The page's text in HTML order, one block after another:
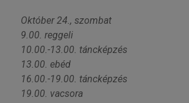
Október 24., szombat
9.00. reggeli
10.00.-13.00. táncképzés
13.00. ebéd
16.00.-19.00. táncképzés
19.00. vacsora